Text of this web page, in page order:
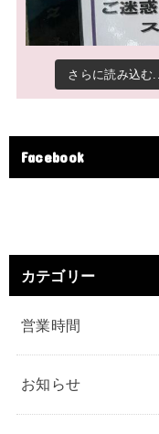
さらに読み込む...
Facebook
カテゴリー
営業時間
お知らせ